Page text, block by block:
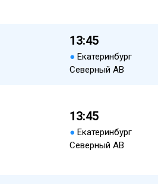
13:45
● Екатеринбург
Северный АВ
13:45
● Екатеринбург
Северный АВ